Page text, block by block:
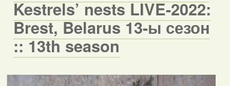
Kestrels’ nests LIVE-2022:
Brest, Belarus 13-ы сезон
:: 13th season